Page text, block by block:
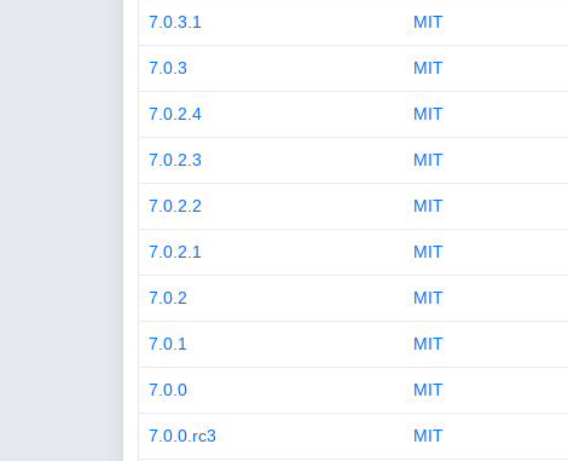
7.0.3.1 MIT
7.0.3 MIT
7.0.2.4 MIT
7.0.2.3 MIT
7.0.2.2 MIT
7.0.2.1 MIT
7.0.2 MIT
7.0.1 MIT
7.0.0 MIT
7.0.0.rc3 MIT